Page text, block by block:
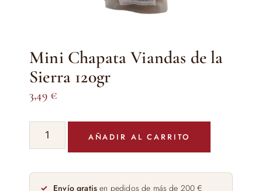
Mini Chapata Viandas de la
Sierra 120gr
3,49 €
Mini
Chapata
de
AÑADIR AL CARRITO
Envío gratis en pedidos de más de 200 €